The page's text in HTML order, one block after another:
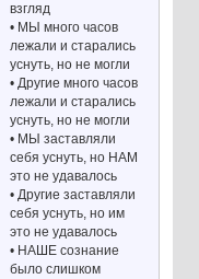
взгляд
• МЫ много часов
лежали и старались
уснуть, но не могли
• Другие много часов
лежали и старались
уснуть, но не могли
• МЫ заставляли
себя уснуть, но НАМ
это не удавалось
• Другие заставляли
себя уснуть, но им
это не удавалось
• НАШЕ сознание
было слишком